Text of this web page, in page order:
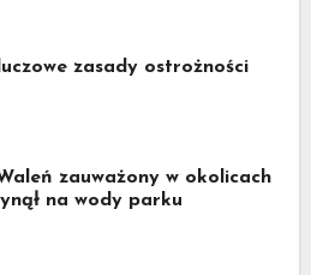
zasady ostrożności
zauważony w okolicach
na wody parku